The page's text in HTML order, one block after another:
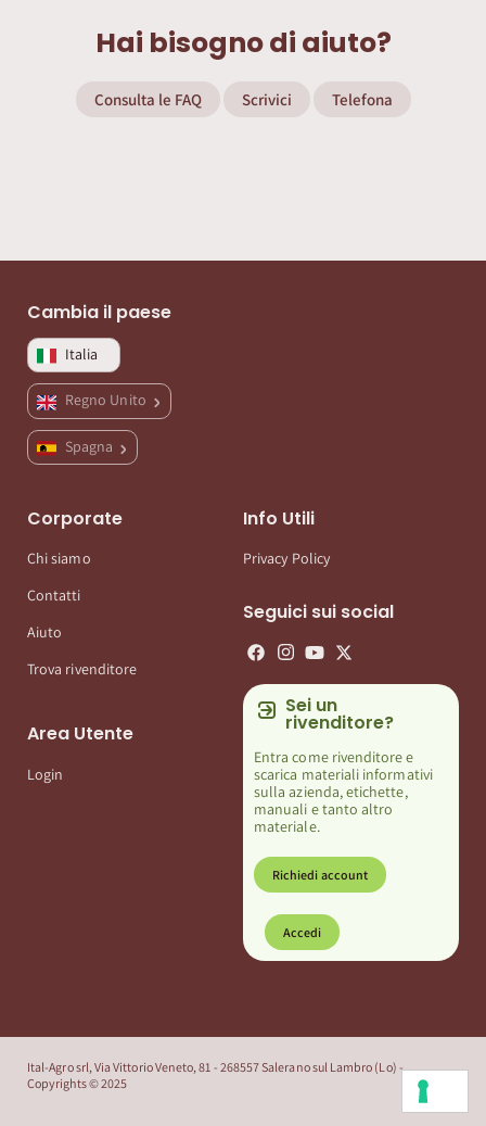
Hai bisogno di aiuto?
Consulta le FAQ Scrivici Telefona
Cambia il paese
Italia
Regno Unito
Spagna
Corporate
Chi siamo
Contatti
Aiuto
Trova rivenditore
Area Utente
Login
Info Utili
Privacy Policy
Seguici sui social
Sei un
rivenditore?
Entra come rivenditore e
scarica materiali informativi
sulla azienda, etichette,
manuali e tanto altro
materiale.
Richiedi account
Accedi
Ital-Agro srl, Via Vittorio Veneto, 81 - 268557 Salerano sul Lambro (Lo) -
Copyrights © 2025